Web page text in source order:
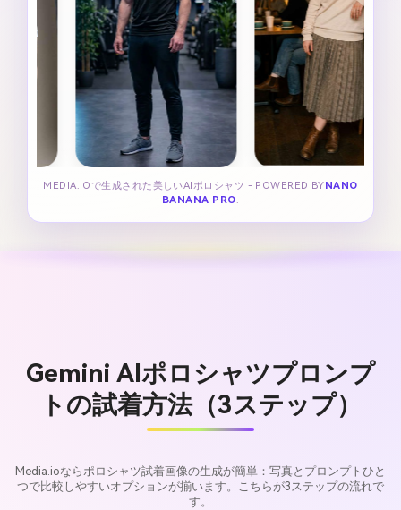
MEDIA.IOで生成された美しいAIポロシャツ - POWERED BY NANO
BANANA PRO.
Gemini AIポロシャツプロンプ
トの試着方法（3ステップ）
Media.ioならポロシャツ試着画像の生成が簡単：写真とプロンプトひと
つで比較しやすいオプションが揃います。こちらが3ステップの流れで
す。